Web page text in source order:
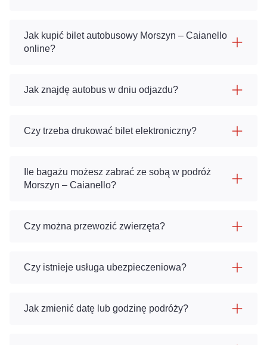
Jak kupić bilet autobusowy Morszyn – Caianello
online?
Jak znajdę autobus w dniu odjazdu?
Czy trzeba drukować bilet elektroniczny?
Ile bagażu możesz zabrać ze sobą w podróż
Morszyn – Caianello?
Czy można przewozić zwierzęta?
Czy istnieje usługa ubezpieczeniowa?
Jak zmienić datę lub godzinę podróży?